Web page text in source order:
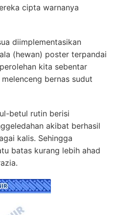
cipta warnanya
diimplementasikan
(hewan) poster terpandai
kita sebentar
bernas sudut
betul rutin berisi
akibat berhasil
kalis. Sehingga
batas kurang lebih ahad